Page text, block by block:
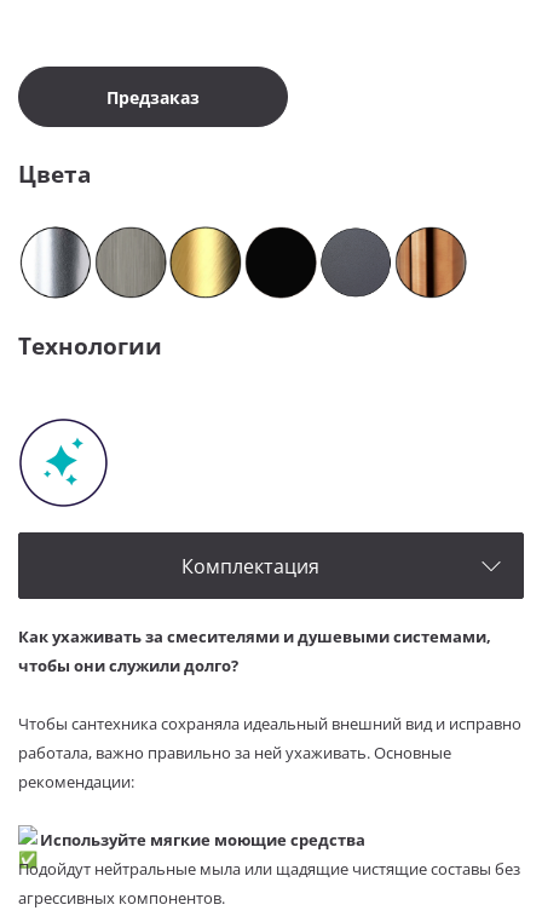
Предзаказ
Цвета
Технологии
Комплектация
Как ухаживать за смесителями и душевыми системами,
чтобы они служили долго?
Чтобы сантехника сохраняла идеальный внешний вид и исправно
работала, важно правильно за ней ухаживать. Основные
рекомендации:
Используйте мягкие моющие средства
Подойдут нейтральные мыла или щадящие чистящие составы без
агрессивных компонентов.